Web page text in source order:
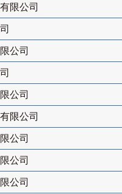
限公司
公司
公司
限公司
公司
公司
公司